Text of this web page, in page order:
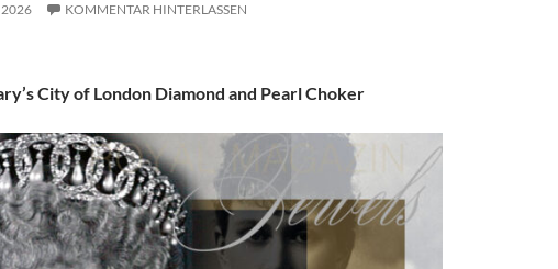
2026 KOMMENTAR HINTERLASSEN
City of London Diamond and Pearl Choker